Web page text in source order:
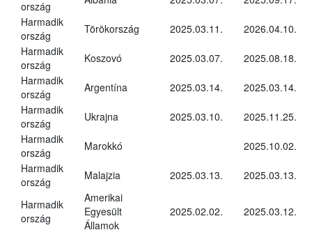
ország
Harmadik
ország
Törökország 2025.03.11.
2026.04.10.
Harmadik
ország
Koszovó 2025.03.07.
2025.08.18.
Harmadik
ország
Argentína 2025.03.14.
2025.03.14.
Harmadik
ország
Ukrajna 2025.03.10.
2025.11.25.
Harmadik
ország
Marokkó
2025.10.02.
Harmadik
ország
Malajzia 2025.03.13. 2025.03.13.
Harmadik
ország
Amerikai
Egyesült
Államok
2025.02.02. 2025.03.12.